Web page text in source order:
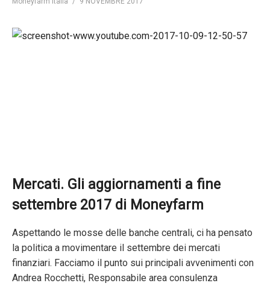
Mercati. Gli aggiornamenti a fine
settembre 2017 di Moneyfarm
Aspettando le mosse delle banche centrali, ci ha pensato
la politica a movimentare il settembre dei mercati
finanziari. Facciamo il punto sui principali avvenimenti con
Andrea Rocchetti, Responsabile area consulenza